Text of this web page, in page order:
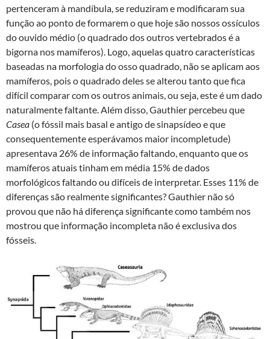
pertenceram à mandíbula, se reduziram e modificaram sua
função ao ponto de formarem o que hoje são nossos ossículos
do ouvido médio (o quadrado dos outros vertebrados é a
bigorna nos mamíferos). Logo, aquelas quatro características
baseadas na morfologia do osso quadrado, não se aplicam aos
mamíferos, pois o quadrado deles se alterou tanto que fica
difícil comparar com os outros animais, ou seja, este é um dado
naturalmente faltante. Além disso, Gauthier percebeu que
Casea (o fóssil mais basal e antigo de sinapsídeo e que
consequentemente esperávamos maior incompletude)
apresentava 26% de informação faltando, enquanto que os
mamíferos atuais tinham em média 15% de dados
morfológicos faltando ou difíceis de interpretar. Esses 11% de
diferenças são realmente significantes? Gauthier não só
provou que não há diferença significante como também nos
mostrou que informação incompleta não é exclusiva dos
fósseis.